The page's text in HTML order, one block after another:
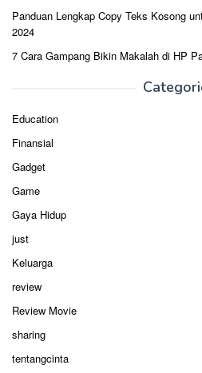
Panduan Lengkap Copy Teks Kosong
2024
7 Cara Gampang Bikin Makalah di HP
Education
Finansial
Gadget
Game
Gaya Hidup
just
Keluarga
review
Review Movie
sharing
tentangcinta